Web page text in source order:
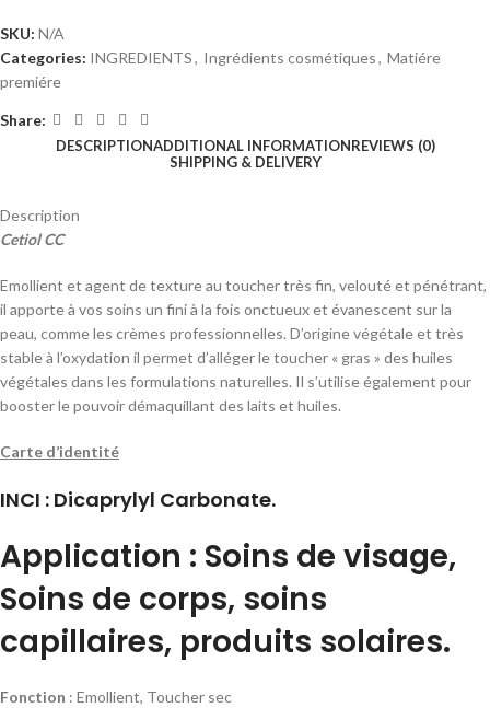
SKU: N/A
Categories: INGREDIENTS, Ingrédients cosmétiques, Matiére
premiére
Share:
DESCRIPTIONADDITIONAL INFORMATIONREVIEWS (0)
SHIPPING & DELIVERY
Description
Cetiol CC
Emollient et agent de texture au toucher très fin, velouté et pénétrant,
il apporte à vos soins un fini à la fois onctueux et évanescent sur la
peau, comme les crèmes professionnelles. D’origine végétale et très
stable à l’oxydation il permet d’alléger le toucher « gras » des huiles
végétales dans les formulations naturelles. Il s’utilise également pour
booster le pouvoir démaquillant des laits et huiles.
Carte d’identité
INCI : Dicaprylyl Carbonate.
Application : Soins de visage,
Soins de corps, soins
capillaires, produits solaires.
Fonction : Emollient, Toucher sec